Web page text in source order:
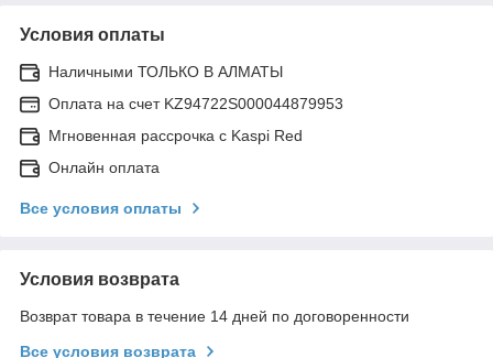
Условия оплаты
Наличными ТОЛЬКО В АЛМАТЫ
Оплата на счет KZ94722S000044879953
Мгновенная рассрочка с Kaspi Red
Онлайн оплата
Все условия оплаты
Условия возврата
Возврат товара в течение 14 дней по договоренности
Все условия возврата